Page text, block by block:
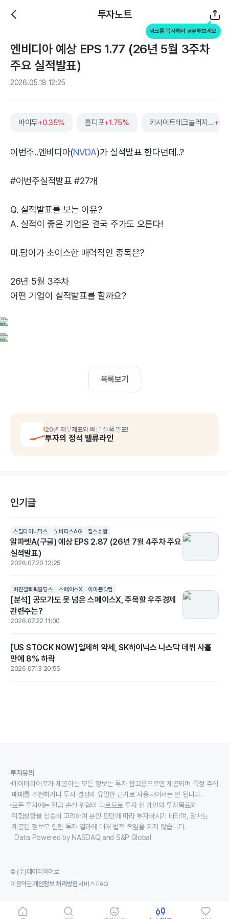
투자노트
링크를 복사해서 공유해보세요
엔비디아 예상 EPS 1.77 (26년 5월 3주차
주요 실적발표)
2026.05.18 12:25
바이두+0.35% 홈디포+1.75% 키사이트테크놀러지스
이번주..엔비디아(NVDA)가 실적발표 한다던데..?
#이번주실적발표 #27개
Q. 실적발표를 보는 이유?
A. 실적이 좋은 기업은 결국 주가도 오른다!
미.탐이가 초이스한 매력적인 종목은?
26년 5월 3주차
어떤 기업이 실적발표를 할까요?
목록보기
20년 재무제표와 빠른 실적 발표!
투자의 정석 밸류라인
인기글
스틸다이나믹스 노바티스AG 찰스슈왑
알파벳A(구글) 예상 EPS 2.87 (26년 7월 4주차 주요
실적발표)
2026.07.20 12:25
버진갤럭틱홀딩스 스페이스X 아마존닷컴
[분석] 공모가도 못 넘은 스페이스X, 주목할 우주경제
관련주는?
2026.07.22 11:00
[US STOCK NOW]일제히 약세, SK하이닉스 나스닥 데뷔 사흘
만에 8% 하락
2026.07.13 20:55
투자유의
데이터히어로가 제공하는 모든 정보는 투자 참고용으로만 제공되며 특정 주식
매매를 추천하거나 투자 결정의 유일한 근거로 사용되어서는 안 됩니다.
모든 투자에는 원금 손실 위험이 따르므로 투자 전 개인의 투자목표와
위험성향을 신중히 고려하여 본인 판단에 따라 투자하시기 바라며, 당사는
제공된 정보로 인한 투자 결과에 대해 법적 책임을 지지 않습니다.
Data Powered by NASDAQ and S&P Global
© (주)데이터히어로
이용약관개인정보 처리방침서비스 FAQ